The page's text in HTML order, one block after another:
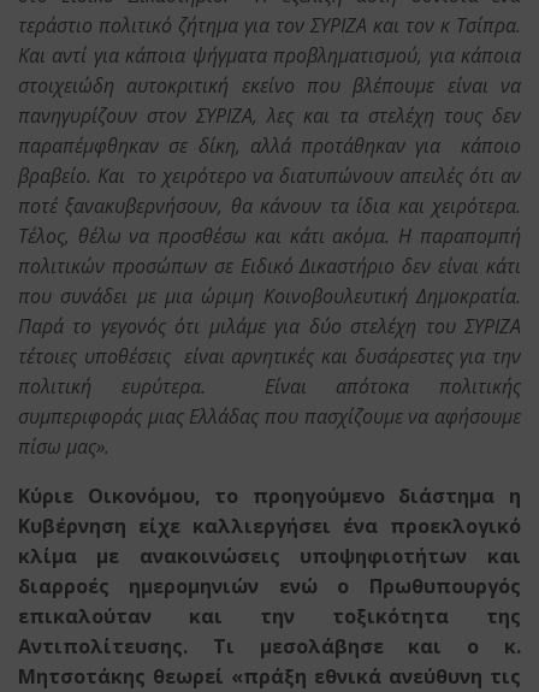
τεράστιο πολιτικό ζήτημα για τον ΣΥΡΙΖΑ και τον κ Τσίπρα.
Και αντί για κάποια ψήγματα προβληματισμού, για κάποια
στοιχειώδη αυτοκριτική εκείνο που βλέπουμε είναι να
πανηγυρίζουν στον ΣΥΡΙΖΑ, λες και τα στελέχη τους δεν
παραπέμφθηκαν σε δίκη, αλλά προτάθηκαν για κάποιο
βραβείο. Και το χειρότερο να διατυπώνουν απειλές ότι αν
ποτέ ξανακυβερνήσουν, θα κάνουν τα ίδια και χειρότερα.
Τέλος, θέλω να προσθέσω και κάτι ακόμα. Η παραπομπή
πολιτικών προσώπων σε Ειδικό Δικαστήριο δεν είναι κάτι
που συνάδει με μια ώριμη Κοινοβουλευτική Δημοκρατία.
Παρά το γεγονός ότι μιλάμε για δύο στελέχη του ΣΥΡΙΖΑ
τέτοιες υποθέσεις είναι αρνητικές και δυσάρεστες για την
πολιτική ευρύτερα. Είναι απότοκα πολιτικής
συμπεριφοράς μιας Ελλάδας που πασχίζουμε να αφήσουμε
πίσω μας».
Κύριε Οικονόμου, το προηγούμενο διάστημα η
Κυβέρνηση είχε καλλιεργήσει ένα προεκλογικό
κλίμα με ανακοινώσεις υποψηφιοτήτων και
διαρροές ημερομηνιών ενώ ο Πρωθυπουργός
επικαλούταν και την τοξικότητα της
Αντιπολίτευσης. Τι μεσολάβησε και ο κ.
Μητσοτάκης θεωρεί «πράξη εθνικά ανεύθυνη τις